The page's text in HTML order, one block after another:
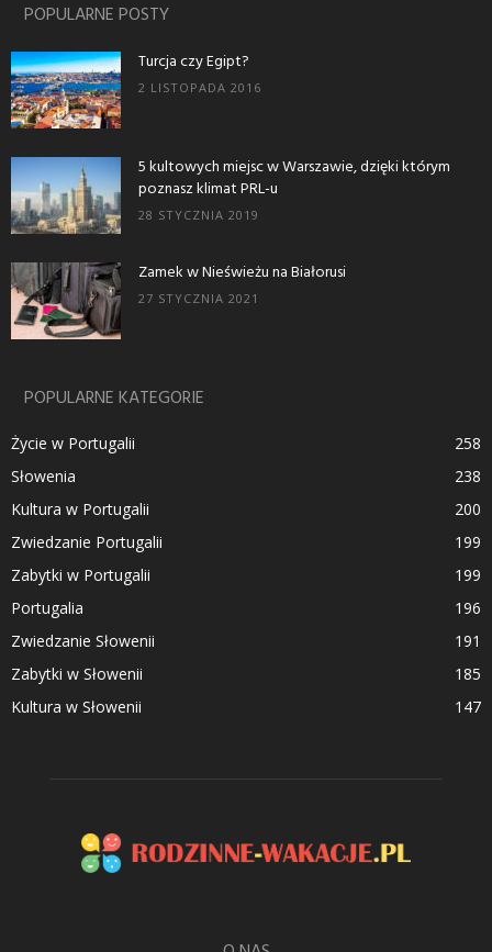
POPULARNE POSTY
Turcja czy Egipt?
2 LISTOPADA 2016
5 kultowych miejsc w Warszawie, dzięki którym
poznasz klimat PRL-u
28 STYCZNIA 2019
Zamek w Nieświeżu na Białorusi
27 STYCZNIA 2021
POPULARNE KATEGORIE
Życie w Portugalii
258
Słowenia
238
Kultura w Portugalii
200
Zwiedzanie Portugalii
199
Zabytki w Portugalii
199
Portugalia
196
Zwiedzanie Słowenii
191
Zabytki w Słowenii
185
Kultura w Słowenii
147